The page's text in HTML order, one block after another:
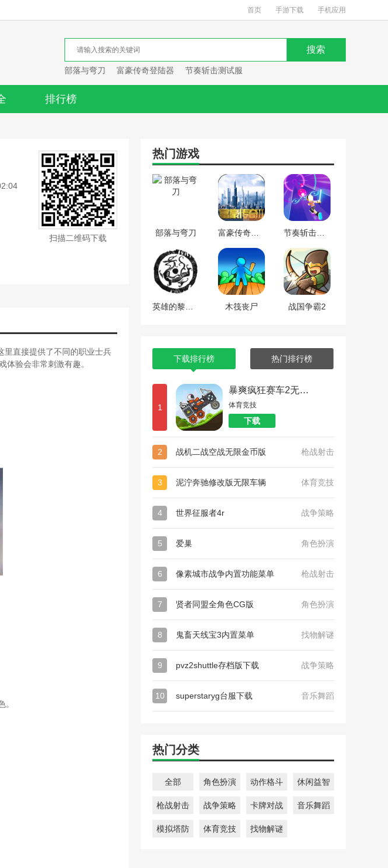
首页 手游下载 手机应用
部落与弯刀 富豪传奇登陆器 节奏斩击测试服
排行榜
)
扫描二维码下载
里直接提供了不同的职业士兵
验会非常刺激有趣。
热门游戏
部落与弯刀
木筏丧尸 战国争霸2
下载排行榜 热门排行榜
1
暴爽疯狂赛车2无限金币
体育竞技
下载
2 战机二战空战无限金币版 枪战射击
3 泥泞奔驰修改版无限车辆 体育竞技
4 世界征服者4r 战争策略
5 爱巢 角色扮演
6 像素城市战争内置功能菜单 枪战射击
7 贤者同盟全角色CG版 角色扮演
8 鬼畜天线宝3内置菜单 找物解谜
9 pvz2shuttle存档版下载 战争策略
10 superstaryg台服下载 音乐舞蹈
热门分类
全部 角色扮演 动作格斗 休闲益智
枪战射击 战争策略 卡牌对战 音乐舞蹈
模拟塔防 体育竞技 找物解谜